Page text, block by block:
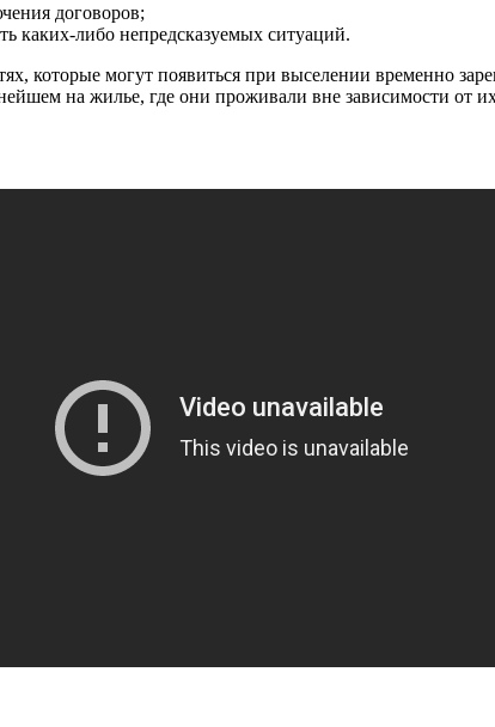
договоров;
каких-либо непредсказуемых ситуаций.
которые могут появиться при выселении временно
на жилье, где они проживали вне зависимости от